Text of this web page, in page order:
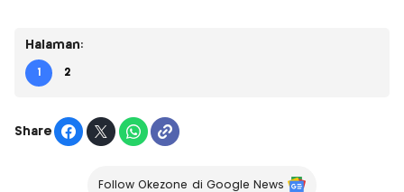
Halaman:
1 2
Share
Follow Okezone di Google News